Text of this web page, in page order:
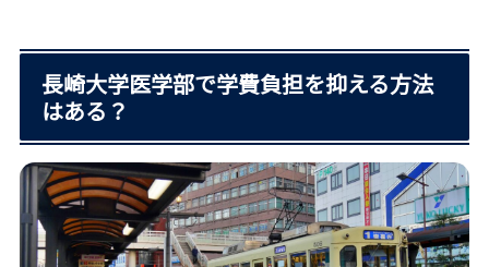
長崎大学医学部で学費負担を抑える方法
はある？